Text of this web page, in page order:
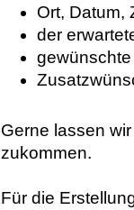
Ort, Datum,
der
Gerne lassen
zukommen.
Für die